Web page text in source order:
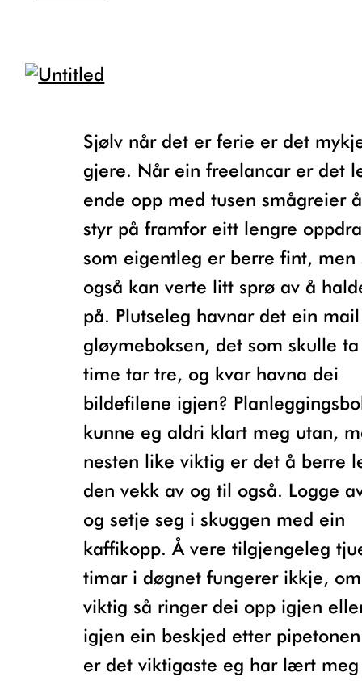
Sjølv når det er ferie er det mykje å
gjere. Når ein freelancar er det
ende opp med tusen smågreier
styr på framfor eitt lengre
som eigentleg er berre fint, men
også kan verte litt sprø av å
på. Plutseleg havnar det ein
gløymeboksen, det som skulle
time tar tre, og kvar havna dei
bildefilene igjen?
kunne eg aldri klart meg utan,
nesten like viktig er det å berre
den vekk av og til også. Logge
og setje seg i skuggen med ein
kaffikopp. Å vere tilgjengeleg
timar i døgnet fungerer ikkje,
viktig så ringer dei opp igjen
igjen ein beskjed etter
er det viktigaste eg har lært